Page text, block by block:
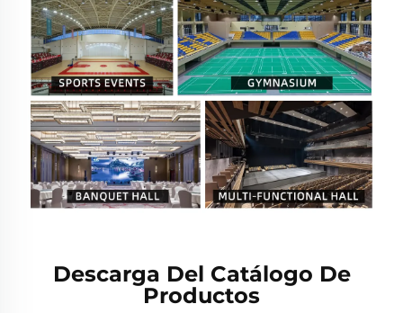
Descarga Del Catálogo De
Productos